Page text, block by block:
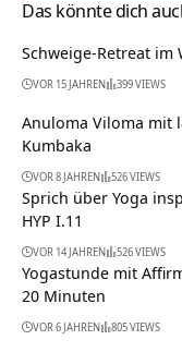
Das könnte dich
Schweige-Retreat im
VOR 15 JAHREN 399 VIEWS
Anuloma Viloma mit
Kumbaka
VOR 8 JAHREN 526 VIEWS
Sprich über Yoga
HYP I.11
VOR 14 JAHREN 526 VIEWS
Yogastunde mit
20 Minuten
VOR 6 JAHREN 805 VIEWS